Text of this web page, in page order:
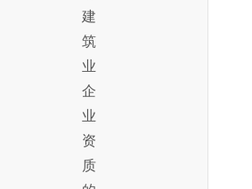
建
筑
业
企
业
资
质